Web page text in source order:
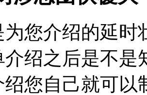
为您介绍的延
介绍之后是不是
绍您自己就可